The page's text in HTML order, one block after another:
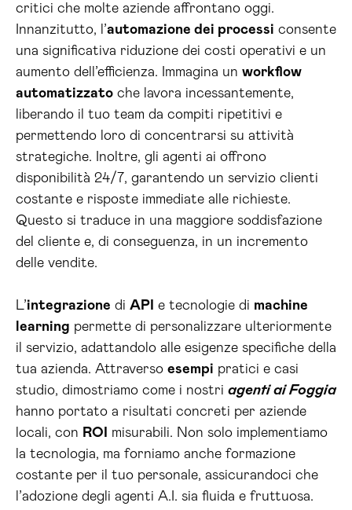
critici che molte aziende affrontano oggi.
Innanzitutto, l’automazione dei processi consente
una significativa riduzione dei costi operativi e un
aumento dell’efficienza. Immagina un workflow
automatizzato che lavora incessantemente,
liberando il tuo team da compiti ripetitivi e
permettendo loro di concentrarsi su attività
strategiche. Inoltre, gli agenti ai offrono
disponibilità 24/7, garantendo un servizio clienti
costante e risposte immediate alle richieste.
Questo si traduce in una maggiore soddisfazione
del cliente e, di conseguenza, in un incremento
delle vendite.
L’integrazione di API e tecnologie di machine
learning permette di personalizzare ulteriormente
il servizio, adattandolo alle esigenze specifiche della
tua azienda. Attraverso esempi pratici e casi
studio, dimostriamo come i nostri agenti ai Foggia
hanno portato a risultati concreti per aziende
locali, con ROI
misurabili. Non solo implementiamo
la tecnologia, ma forniamo anche formazione
costante per il tuo personale, assicurandoci che
l’adozione degli agenti A.I. sia fluida e fruttuosa.